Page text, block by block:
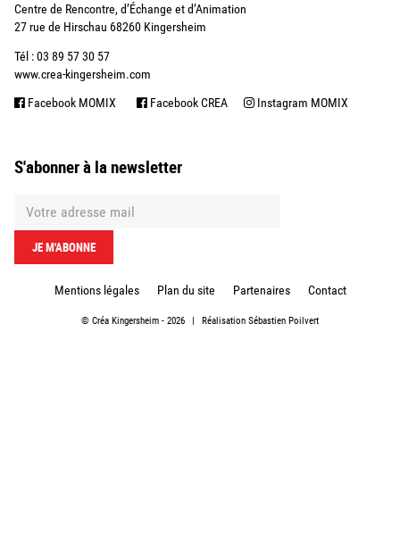
Centre de Rencontre, d’Échange et d’Animation
27 rue de Hirschau 68260 Kingersheim
Tél : 03 89 57 30 57
www.crea-kingersheim.com
Facebook MOMIX Facebook CREA Instagram MOMIX
S'abonner à la newsletter
Mentions légales Plan du site Partenaires Contact
© Créa Kingersheim - 2026 Réalisation Sébastien Poilvert